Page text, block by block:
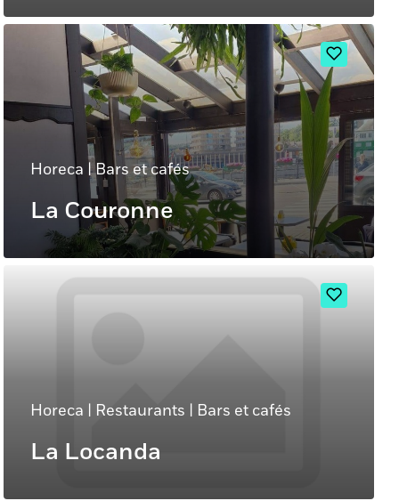
Horeca |Bars et cafés
La Couronne
Horeca | Restaurants | Bars et cafés
La Locanda